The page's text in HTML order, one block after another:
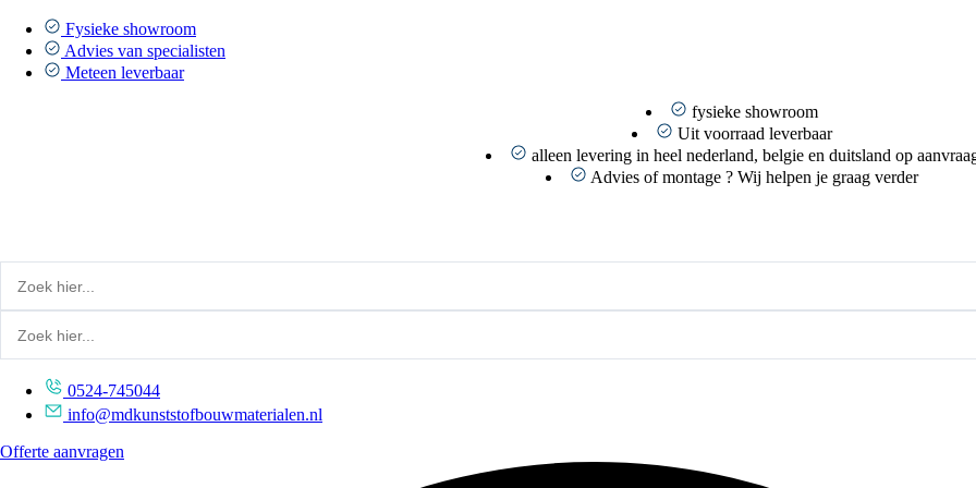
naar
inhoud
Fysieke showroom
Advies van specialisten
Meteen leverbaar
fysieke showroom
Uit voorraad leverbaar
alleen levering in heel nederland, belgie en duitsland op
Advies of montage ? Wij helpen je graag verder
0524-745044
info@mdkunststofbouwmaterialen.nl
Offerte aanvragen